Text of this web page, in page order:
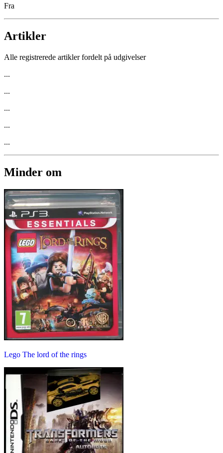
Fra
Artikler
Alle registrerede artikler fordelt på udgivelser
...
...
...
...
...
Minder om
Lego The lord of the rings